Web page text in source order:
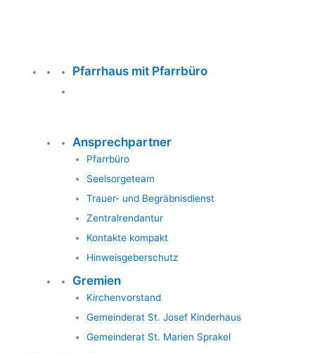
Pfarrhaus mit Pfarrbüro
Ansprechpartner
Pfarrbüro
Seelsorgeteam
Trauer- und Begräbnisdienst
Zentralrendantur
Kontakte kompakt
Hinweisgeberschutz
Gremien
Kirchenvorstand
Gemeinderat St. Josef Kinderhaus
Gemeinderat St. Marien Sprakel